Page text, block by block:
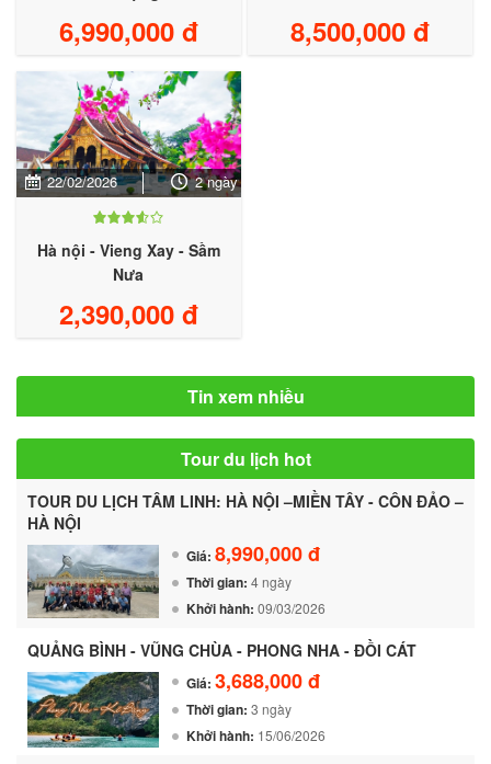
6,990,000 đ 8,500,000 đ
22/02/2026 2 ngày
Hà nội - Vieng Xay - Sầm
Nưa
2,390,000 đ
Tin xem nhiều
Tour du lịch hot
TOUR DU LỊCH TÂM LINH: HÀ NỘI –MIỀN TÂY - CÔN ĐẢO –
HÀ NỘI
Giá: 8,990,000 đ
Thời gian: 4 ngày
Khởi hành: 09/03/2026
QUẢNG BÌNH - VŨNG CHÙA - PHONG NHA - ĐỒI CÁT
Giá: 3,688,000 đ
Thời gian: 3 ngày
Khởi hành: 15/06/2026